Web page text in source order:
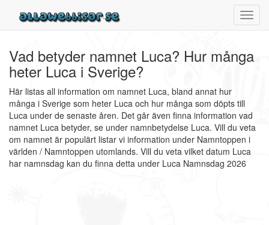
Vad betyder namnet Luca? Hur många
heter Luca i Sverige?
Här listas all information om namnet Luca, bland annat hur
många i Sverige som heter Luca och hur många som döpts till
Luca under de senaste åren. Det går även finna information vad
namnet Luca betyder, se under namnbetydelse Luca. Vill du veta
om namnet är populärt listar vi information under Namntoppen i
världen / Namntoppen utomlands. Vill du veta vilket datum Luca
har namnsdag kan du finna detta under Luca Namnsdag 2026